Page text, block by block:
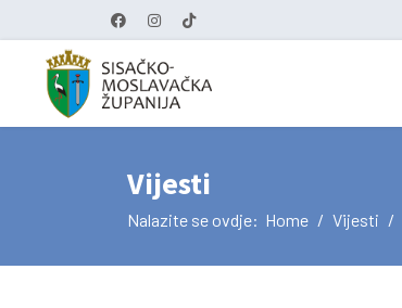
Vijesti
Nalazite se ovdje: Home Vijesti